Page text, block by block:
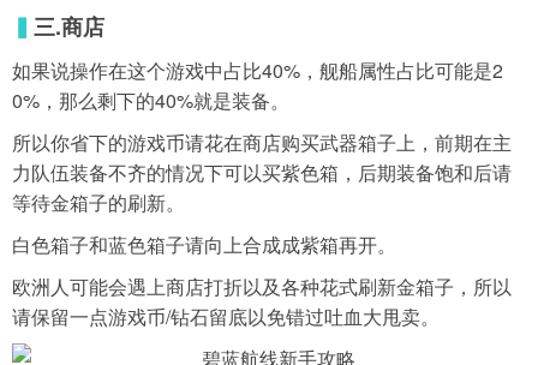
▍三.商店
如果说操作在这个游戏中占比40%，舰船属性占比可能是2
0%，那么剩下的40%就是装备。
所以你省下的游戏币请花在商店购买武器箱子上，前期在主
力队伍装备不齐的情况下可以买紫色箱，后期装备饱和后请
等待金箱子的刷新。
白色箱子和蓝色箱子请向上合成成紫箱再开。
欧洲人可能会遇上商店打折以及各种花式刷新金箱子，所以
请保留一点游戏币/钻石留底以免错过吐血大甩卖。